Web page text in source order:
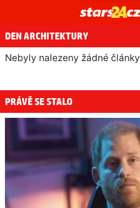
DEN ARCHITEKTURY
Nebyly nalezeny žádné články
PRÁVĚ SE STALO